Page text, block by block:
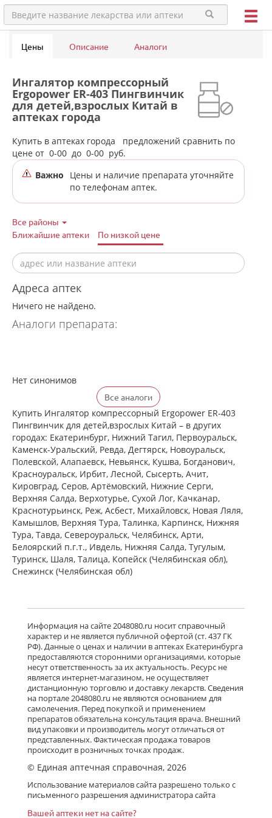
Цены Описание Аналоги
Ингалятор компрессорный
Ergopower ER-403 Пингвинчик
для детей,взрослых Китай в
аптеках города
Первоуральска
Купить в аптеках города
предложений сравнить по
цене от 0-00 до 0-00 руб.
Важно
Цены и наличие препарата уточняйте
по телефонам аптек.
Все районы
Ближайшие аптеки
По низкой цене
Адреса аптек
Ничего не найдено.
Аналоги препарата:
Нет синонимов
Все аналоги
Купить Ингалятор компрессорный Ergopower ER-403
Пингвинчик для детей,взрослых Китай – в других
городах: Екатеринбург, Нижний Тагил, Первоуральск,
Каменск-Уральский, Ревда, Дегтярск, Новоуральск,
Полевской, Алапаевск, Невьянск, Кушва, Богданович,
Красноуральск, Ирбит, Лесной, Сысерть, Ачит,
Кировград, Серов, Артёмовский, Нижние Cерги,
Верхняя Салда, Верхотурье, Сухой Лог, Качканар,
Краснотурьинск, Реж, Асбест, Михайловск, Новая Ляля,
Камышлов, Верхняя Тура, Талинка, Карпинск, Нижняя
Тура, Тавда, Североуральск, Челябинск, Арти,
Белоярский п.г.т., Ивдель, Нижняя Салда, Тугулым,
Туринск, Шаля, Талица, Копейск (Челябинская обл),
Снежинск (Челябинская обл)
Информация на сайте 2048080.ru носит справочный
характер и не является публичной офертой (ст. 437 ГК
РФ). Данные о ценах и наличии в аптеках Екатеринбурга
предоставляются сторонними организациями, которые
несут ответственность за их актуальность. Ресурс не
является интернет-магазином, не осуществляет
дистанционную торговлю и доставку лекарств. Сведения
на портале 2048080.ru не являются основанием для
самолечения. Перед покупкой и применением
препаратов обязательна консультация врача. Внешний
вид упаковки и производитель могут отличаться от
представленных. Фактическая продажа товаров
происходит в розничных точках продаж.
© Единая аптечная справочная, 2026
Использование материалов сайта разрешено только с
письменного разрешения администратора сайта
Вашей аптеки нет на сайте?